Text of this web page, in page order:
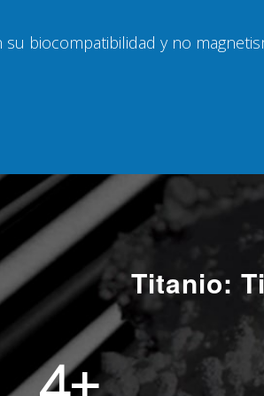
biocompatibilidad y no
Titanio: